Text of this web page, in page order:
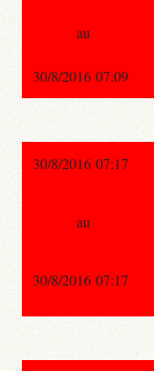
au
30/8/2016 07:09
30/8/2016 07:17
au
30/8/2016 07:17